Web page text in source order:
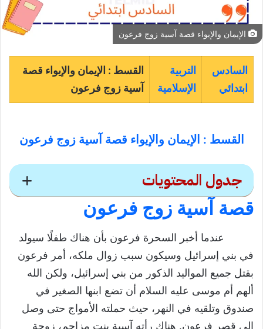
الإيمان والإيواء قصة آسية زوج فرعون
السادس
ابتدائي
التربية
الإسلامية
القسط : الإيمان والإيواء قصة
آسية زوج فرعون
القسط : الإيمان والإيواء قصة آسية زوج فرعون
جدول المحتويات
الإيمان والإيواء قصة آسية
زوج فرعون
قصة آسية زوج فرعون
من هي آسية بنت مزاحم؟
تحميل درس الإيمان والإيواء قصة آسية زوج
قصة آسية زوج فرعون
عندما أخبر السحرة فرعون بأن هناك طفلًا سيولد
في بني إسرائيل وسيكون سبب زوال ملكه، أمر فرعون
بقتل جميع المواليد الذكور من بني إسرائيل، ولكن الله
ألهم أم موسى عليه السلام أن تضع ابنها الصغير في
صندوق وتلقيه في النهر، حيث حملته الأمواج حتى وصل
إلى قصر فرعون. هناك رأته آسية بنت مزاحم، زوجة